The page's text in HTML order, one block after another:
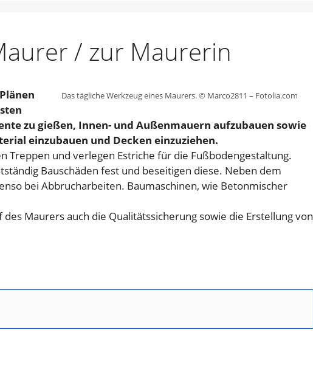
/ zur Maurerin
Das tägliche Werkzeug eines Maurers. © Marco2811 – Fotolia.com
zu gießen, Innen- und Außenmauern aufzubauen sowie
einzubauen und Decken einzuziehen.
Treppen und verlegen Estriche für die Fußbodengestaltung.
Bauschäden fest und beseitigen diese. Neben dem
bei Abbrucharbeiten. Baumaschinen, wie Betonmischer
Maurers auch die Qualitätssicherung sowie die Erstellung von